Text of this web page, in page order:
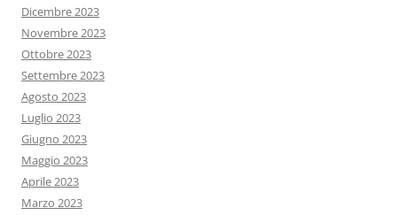
Dicembre 2023
Novembre 2023
Ottobre 2023
Settembre 2023
Agosto 2023
Luglio 2023
Giugno 2023
Maggio 2023
Aprile 2023
Marzo 2023